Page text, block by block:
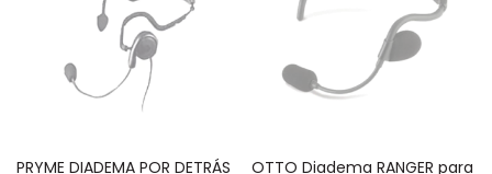
PRYME DIADEMA POR DETRÁS
OTTO Diadema RANGER para